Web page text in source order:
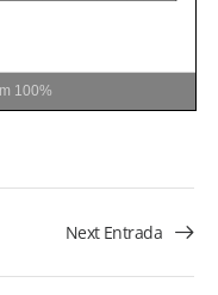
100%
Next Entrada